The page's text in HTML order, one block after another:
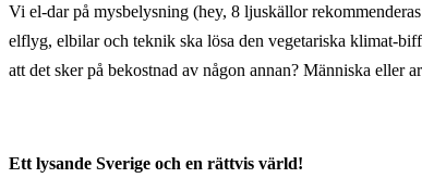
Vi el-dar på mysbelysning (hey, 8 ljuskällor
elflyg, elbilar och teknik ska lösa den vegetariska klimat-
att det sker på bekostnad av någon annan? Människa eller
Ett lysande Sverige och en rättvis värld!